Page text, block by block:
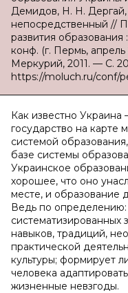
Демидов, Н. Н.
непосредственный //
развития
конф. (г. Пермь,
Меркурий, 2011. — С.
https://moluch.ru/conf/
Как известно Украина
государство на карте
системой
базе системы
Украинское
хорошее, что оно
месте, и образование
Ведь по определению:
систематизированных
навыков, традиций,
практической
культуры; формирует
человека
жизненные невзгоды.